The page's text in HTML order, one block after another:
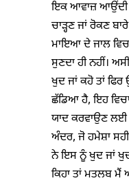
ਇਕ ਆਵਾਜ਼ ਆਉਂਦੀ
ਚਾੜ੍ਹਣ ਜਾਂ ਰੋਕਣ
ਮਾਇਆ ਦੇ ਜਾਲ
ਸੁਣਦਾ ਹੀ ਨਹੀਂ।
ਖੁਦ ਜਾਂ ਕਹੋ ਤਾਂ
ਛੱਡਿਆ ਹੈ, ਇਹ
ਯਾਦ ਕਰਵਾਉਣ ਲਈ
ਅੰਦਰ, ਜੋ ਹਮੇਸ਼ਾ ਸਹੀ
ਨੇ ਇਸ ਨੂੰ ਖੁਦ ਜਾਂ
ਕਿਹਾ ਤਾਂ ਮਤਲਬ